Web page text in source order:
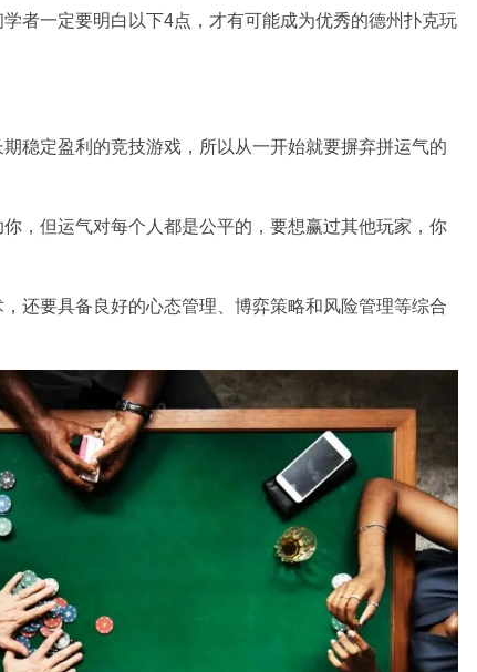
者一定要明白以下4点，才有可能成为优秀的德州扑克玩
稳定盈利的竞技游戏，所以从一开始就要摒弃拼运气的
，但运气对每个人都是公平的，要想赢过其他玩家，你
还要具备良好的心态管理、博弈策略和风险管理等综合